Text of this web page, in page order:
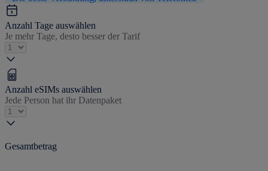
Anzahl Tage auswählen
Je mehr Tage, desto besser der Tarif
Anzahl eSIMs auswählen
Jede Person hat ihr Datenpaket
Gesamtbetrag